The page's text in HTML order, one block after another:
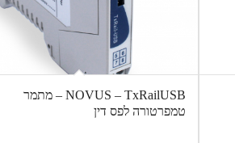
NOVUS – TxRailUSB – מתמר
טמפרטורה לפס דין